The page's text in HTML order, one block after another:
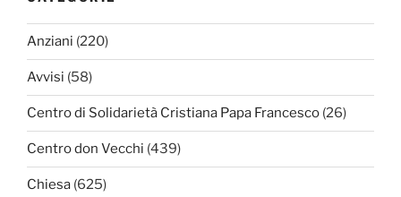
Anziani (220)
Avvisi (58)
Centro di Solidarietà Cristiana Papa Francesco (26)
Centro don Vecchi (439)
Chiesa (625)